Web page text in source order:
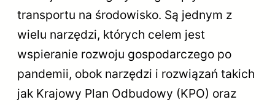
transportu na środowisko. Są jednym z
wielu narzędzi, których celem jest
wspieranie rozwoju gospodarczego po
pandemii, obok narzędzi i rozwiązań takich
jak Krajowy Plan Odbudowy (KPO) oraz